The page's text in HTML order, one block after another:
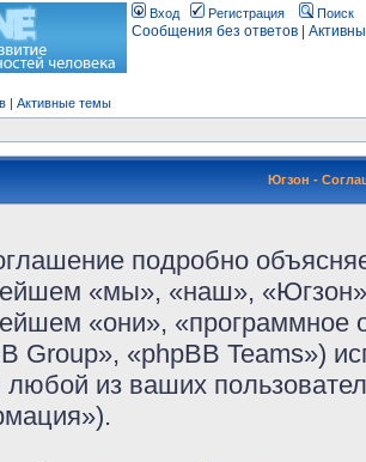
Вход Регистрация Поиск
Сообщения без ответов
| Активные темы
Югзон -
подробно
«мы», «наш»,
«они», «программное
Group», «phpBB Teams»)
любой из ваших